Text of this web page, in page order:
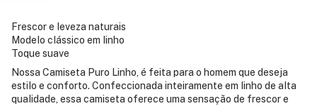
Frescor e leveza naturais
Modelo clássico em linho
Toque suave
Nossa Camiseta Puro Linho, é feita para o homem que deseja
estilo e conforto. Confeccionada inteiramente em linho de alta
qualidade, essa camiseta oferece uma sensação de frescor e